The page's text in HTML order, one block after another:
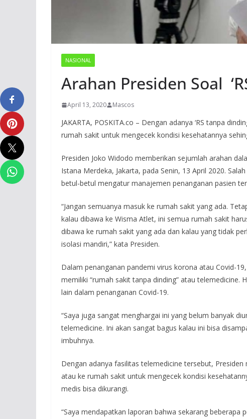
NASIONAL
Arahan Presiden Soal
April 13, 2020 Mascos
JAKARTA, POSKITA.co – Dengan adanya ‘RS tanpa
rumah sakit untuk mengecek kondisi kesehatannya
Presiden Joko Widodo memberikan sejumlah arahan
Istana Merdeka, Jakarta, pada Senin, 13 April 2020.
betul-betul mengatur manajemen penanganan pasien
“Jangan semuanya masuk ke rumah sakit yang ada.
kalau dibawa ke Wisma Atlet, ini semua rumah sakit
dibawa ke rumah sakit yang ada dan kalau yang tidak
isolasi mandiri,” kata Presiden.
Dalam penanganan pandemi virus korona atau Covid-
memiliki “rumah sakit tanpa dinding” atau telemedicine.
lain dalam penanganan Covid-19.
“Saya juga sangat menghargai ini yang belum banyak
telemedicine. Ini akan sangat bagus kalau ini bisa
imbuhnya.
Dengan adanya fasilitas telemedicine tersebut,
atau ke rumah sakit untuk mengecek kondisi
medis bisa dikurangi.
“Saya mendapatkan laporan bahwa sekarang